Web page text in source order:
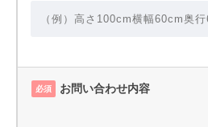
必須 お問い合わせ内容